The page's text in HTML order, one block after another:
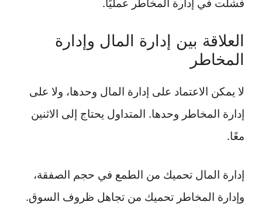
فشلت في إدارة المخاطر عمليًا.
العلاقة بين إدارة المال وإدارة
المخاطر
لا يمكن الاعتماد على إدارة المال وحدها، ولا على
إدارة المخاطر وحدها. المتداول يحتاج إلى الاثنين
معًا.
إدارة المال تحميك من الطمع في حجم الصفقة،
وإدارة المخاطر تحميك من تجاهل ظروف السوق.